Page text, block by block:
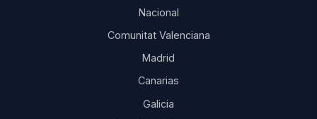
Nacional
Comunitat Valenciana
Madrid
Canarias
Galicia